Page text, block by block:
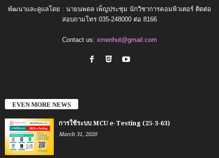
พัฒนาและดูแลโดย : นายนพดล เพ็ญประชุม นักวิชาการคอมพิวเตอร์ ติดต่อ
สอบถามโทร 035-248000 ต่อ 8166
Contact us: xmenhut@gmail.com
EVEN MORE NEWS
การใช้ระบบ MCU e-Testing (25-3-63)
March 31, 2020